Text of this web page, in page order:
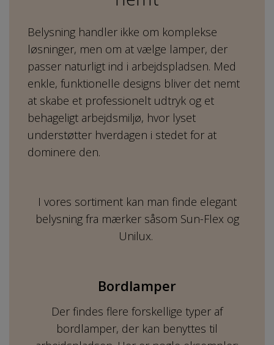
Belysning handler ikke om komplekse
løsninger, men om at vælge lamper, der
passer naturligt ind i arbejdspladsen. Med
enkle, funktionelle designs bliver det nemt
at skabe et professionelt udtryk og et
behageligt arbejdsmiljø, hvor lyset
understøtter hverdagen i stedet for at
dominere den.
I vores sortiment kan man finde elegant
belysning fra mærker såsom Sun-Flex og
Unilux.
Bordlamper
Der findes flere forskellige typer af
bordlamper, der kan benyttes til